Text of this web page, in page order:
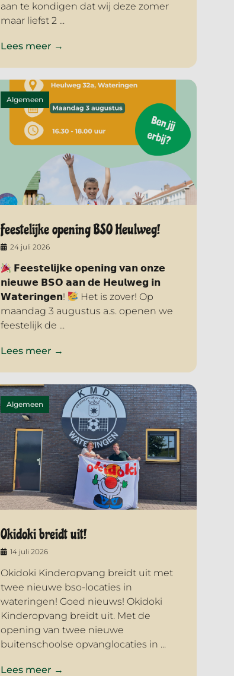
aan te kondigen dat wij deze zomer
maar liefst 2 ...
Lees meer →
Algemeen
Feestelijke opening BSO Heulweg!
24 juli 2026
𝗙𝗲𝗲𝘀𝘁𝗲𝗹𝗶𝗷𝗸𝗲 𝗼𝗽𝗲𝗻𝗶𝗻𝗴 𝘃𝗮𝗻 𝗼𝗻𝘇𝗲
𝗻𝗶𝗲𝘂𝘄𝗲 𝗕𝗦𝗢 𝗮𝗮𝗻 𝗱𝗲 𝗛𝗲𝘂𝗹𝘄𝗲𝗴 𝗶𝗻
𝗪𝗮𝘁𝗲𝗿𝗶𝗻𝗴𝗲𝗻!
Het is zover! Op
maandag 3 augustus a.s. openen we
feestelijk de ...
Lees meer →
Algemeen
Okidoki breidt uit!
14 juli 2026
Okidoki Kinderopvang breidt uit met
twee nieuwe bso-locaties in
wateringen! Goed nieuws! Okidoki
Kinderopvang breidt uit. Met de
opening van twee nieuwe
buitenschoolse opvanglocaties in ...
Lees meer →